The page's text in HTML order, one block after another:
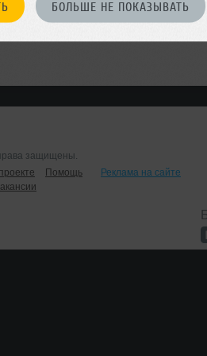
БОЛЬШЕ НЕ ПОКАЗЫВАТЬ
защищены.
Помощь
Реклама на сайте